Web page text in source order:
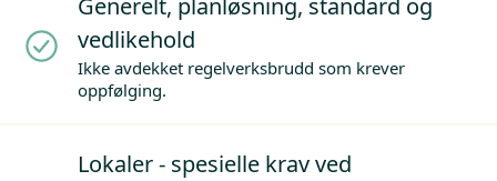
Generelt, planløsning, standard og
vedlikehold
Ikke avdekket regelverksbrudd som krever
oppfølging.
Lokaler - spesielle krav ved